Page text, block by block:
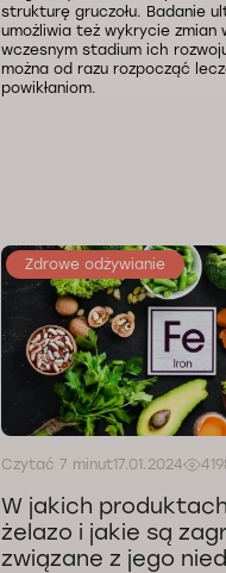
strukturę gruczołu. Badanie
umożliwia też wykrycie zmian
wczesnym stadium ich
można od razu rozpocząć
powikłaniom.
Zdrowe odżywianie
Czytać 7 minut17.01.2024
W jakich
żelazo i jakie są
związane z jego